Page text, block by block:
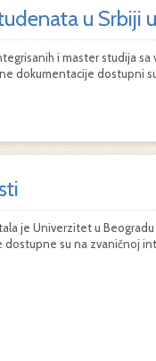
u Srbiji
i master studija sa
dokumentacije dostupni
je Univerzitet u
dostupne su na zvaničnoj